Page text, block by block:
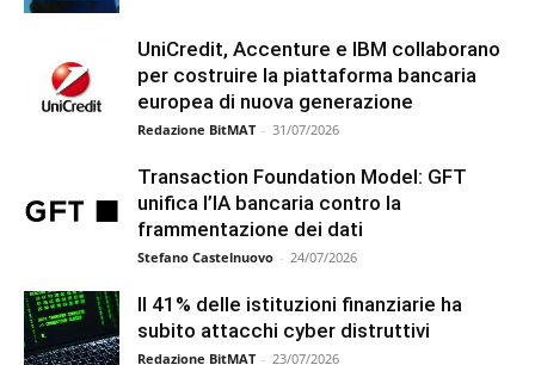
UniCredit, Accenture e IBM collaborano
per costruire la piattaforma bancaria
europea di nuova generazione
Redazione BitMAT - 31/07/2026
Transaction Foundation Model: GFT
unifica l’IA bancaria contro la
frammentazione dei dati
Stefano Castelnuovo - 24/07/2026
Il 41% delle istituzioni finanziarie ha
subito attacchi cyber distruttivi
Redazione BitMAT - 23/07/2026